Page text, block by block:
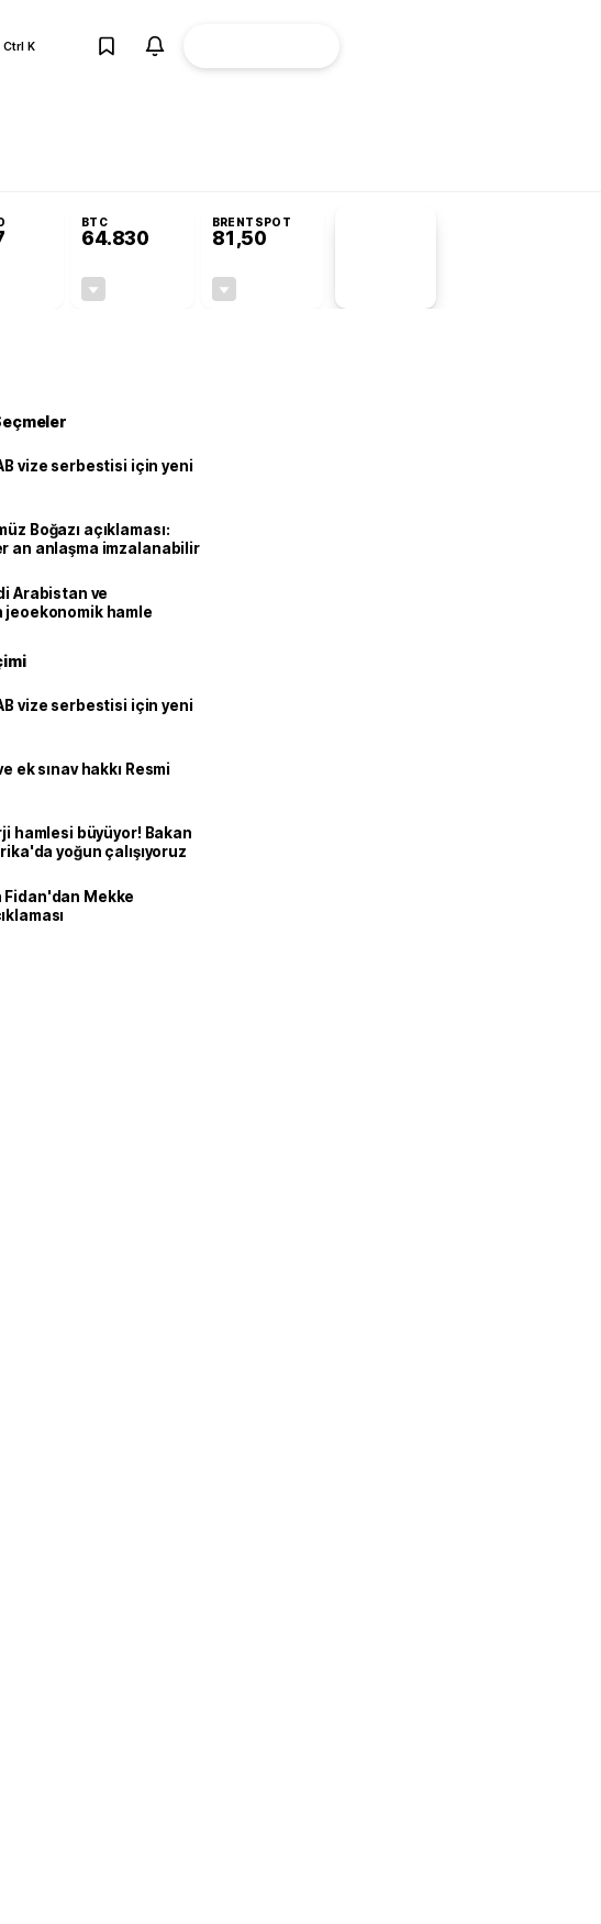
Ctrl K
BTC
64.830
BRENTSPOT
81,50
vize serbestisi için yeni
Boğazı açıklaması:
an anlaşma imzalanabilir
Arabistan ve
jeoekonomik hamle
vize serbestisi için yeni
ek sınav hakkı Resmi
hamlesi büyüyor! Bakan
yoğun çalışıyoruz
Fidan'dan Mekke